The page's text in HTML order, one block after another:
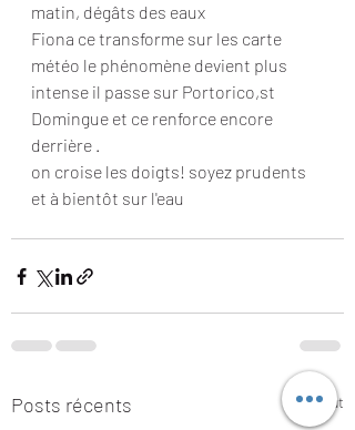
matin, dégâts des eaux
Fiona ce transforme sur les carte
météo le phénomène devient plus
intense il passe sur Portorico,st
Domingue et ce renforce encore
derrière .
on croise les doigts! soyez prudents
et à bientôt sur l'eau
Posts récents Voir tout